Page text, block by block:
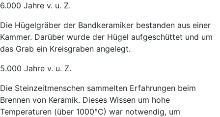
6.000 Jahre v. u. Z.
Die Hügelgräber der Bandkeramiker bestanden aus einer
Kammer. Darüber wurde der Hügel aufgeschüttet und um
das Grab ein Kreisgraben angelegt.
5.000 Jahre v. u. Z.
Die Steinzeitmenschen sammelten Erfahrungen beim
Brennen von Keramik. Dieses Wissen um hohe
Temperaturen (über 1000°C) war notwendig, um